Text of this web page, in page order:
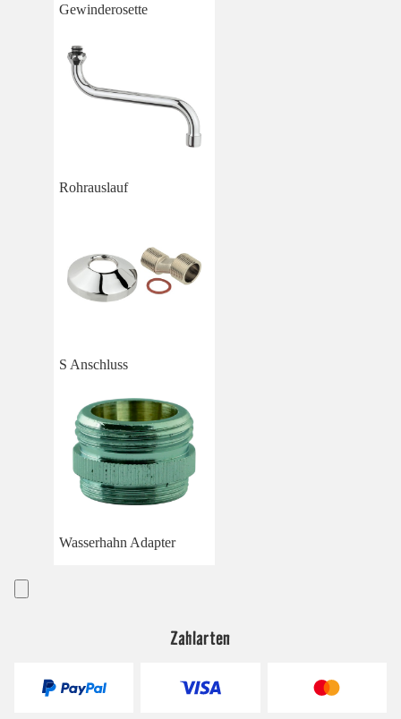
Gewinderosette
Rohrauslauf
S Anschluss
Wasserhahn Adapter
Zahlarten